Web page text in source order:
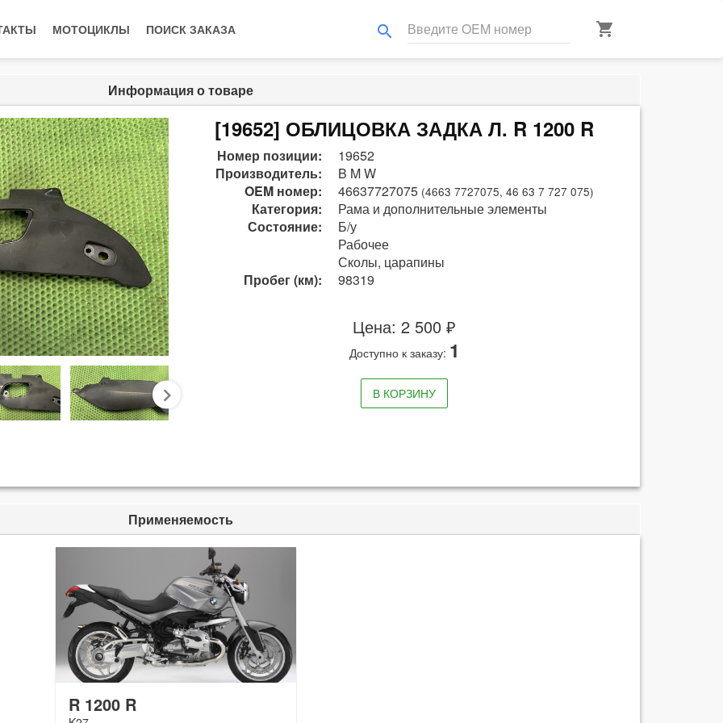
МОТОЦИКЛЫ ПОИСК ЗАКАЗА search shopping_cart
Информация о товаре
next
[19652] ОБЛИЦОВКА ЗАДКА Л. R 1200 R
Номер позиции:
19652
Производитель:
B M W
OEM номер:
46637727075 (4663 7727075, 46 63 7 727 075)
Категория:
Рама и дополнительные элементы
Состояние:
Б/у
Рабочее
Сколы, царапины
Пробег (км):
98319
Цена: 2 500 ₽
Доступно к заказу: 1
В КОРЗИНУ
Применяемость
R 1200 R